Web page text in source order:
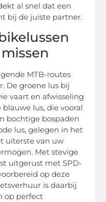
al snel dat een
bij de juiste partner.
MTB-routes
De groene lus bij
vaart en afwisseling
lus, die vooral
bochtige bospaden
lus, gelegen in het
uiterste van uw
Met stevige
uitgerust met SPD-
op deze
is daarbij
op perfect